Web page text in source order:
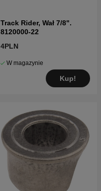
Track Rider, Wał 7/8".
8120000-22
4PLN
W magazynie
Kup!